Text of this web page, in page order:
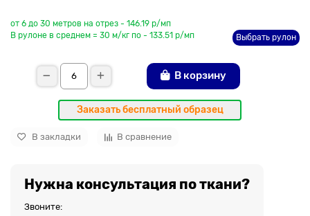
от 6 до 30 метров на отрез - 146.19 р/мп
В рулоне в среднем = 30 м/кг по - 133.51 р/мп
Выбрать рулон
В корзину
Заказать бесплатный образец
В закладки В сравнение
Нужна консультация по ткани?
Звоните: